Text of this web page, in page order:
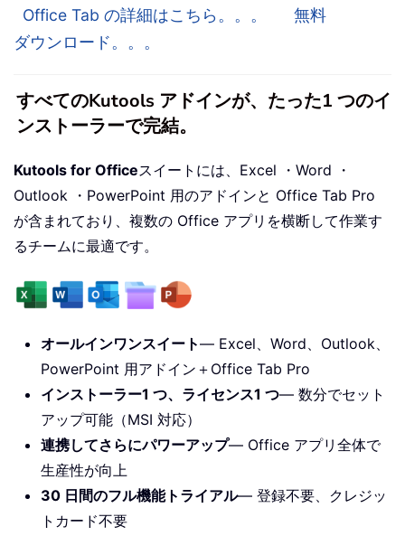
Office Tab の詳細はこちら。。。
無料
ダウンロード。。。
すべてのKutools アドインが、たった1 つのイ
ンストーラーで完結。
Kutools for Officeスイートには、Excel ・Word ・
Outlook ・PowerPoint 用のアドインと Office Tab Pro
が含まれており、複数の Office アプリを横断して作業す
るチームに最適です。
オールインワンスイート— Excel、Word、Outlook、
PowerPoint 用アドイン＋Office Tab Pro
インストーラー1 つ、ライセンス1 つ— 数分でセット
アップ可能（MSI 対応）
連携してさらにパワーアップ— Office アプリ全体で
生産性が向上
30 日間のフル機能トライアル— 登録不要、クレジッ
トカード不要